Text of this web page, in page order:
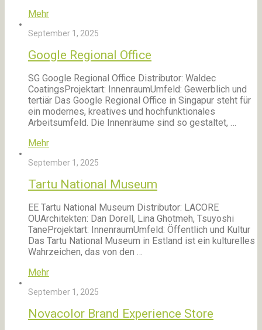
Mehr
September 1, 2025
Google Regional Office
SG Google Regional Office Distributor: Waldec
CoatingsProjektart: InnenraumUmfeld: Gewerblich und
tertiär Das Google Regional Office in Singapur steht für
ein modernes, kreatives und hochfunktionales
Arbeitsumfeld. Die Innenräume sind so gestaltet, …
Mehr
September 1, 2025
Tartu National Museum
EE Tartu National Museum Distributor: LACORE
OUArchitekten: Dan Dorell, Lina Ghotmeh, Tsuyoshi
TaneProjektart: InnenraumUmfeld: Öffentlich und Kultur
Das Tartu National Museum in Estland ist ein kulturelles
Wahrzeichen, das von den …
Mehr
September 1, 2025
Novacolor Brand Experience Store